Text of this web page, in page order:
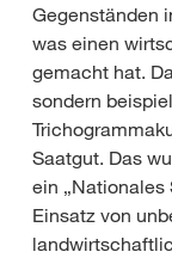
Gegenständen
was einen
gemacht hat.
sondern
Saatgut. Das
ein „Nationales
Einsatz von